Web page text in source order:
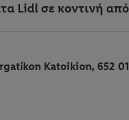
Lidl σε κοντινή
Katoikion, 652